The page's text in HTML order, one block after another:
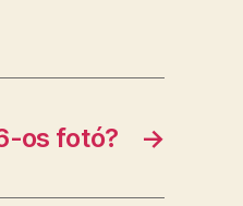
→
os fotó?